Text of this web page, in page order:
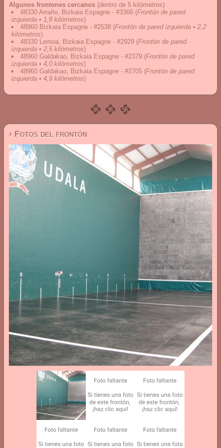
Algunos frontones cercanos (dentro de 5 kilómetros)
48330 Arraño, Bizkaia Espagne - #3366 (Frontón de pared
izquierda • 1,8 kilómetros)
48960 Bizkaia Espagne - #2538 (Frontón de pared izquierda • 2,2
kilómetros)
48330 Lemoa, Bizkaia Espagne - #2929 (Frontón de pared
izquierda • 2,5 kilómetros)
48960 Galdakao, Bizkaia Espagne - #2379 (Frontón de pared
izquierda • 4,0 kilómetros)
48960 Galdakao, Bizkaia Espagne - #2705 (Frontón de pared
izquierda • 4,9 kilómetros)
› Fotos del frontón